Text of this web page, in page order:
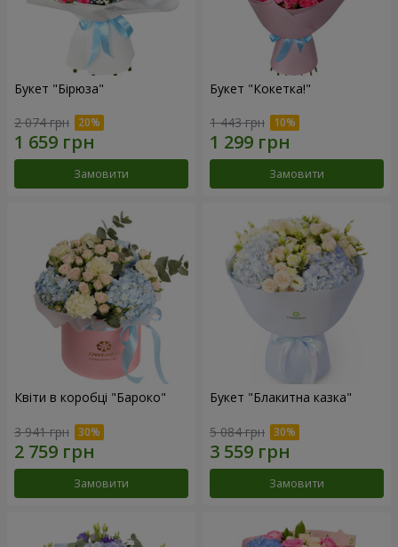
Букет "Бірюза"
2 074 грн
Замовити
Букет "Кокетка!"
1 443 грн
Замовити
Квіти в коробці "Бароко"
3 941 грн
Замовити
Букет "Блакитна казка"
5 084 грн
Замовити